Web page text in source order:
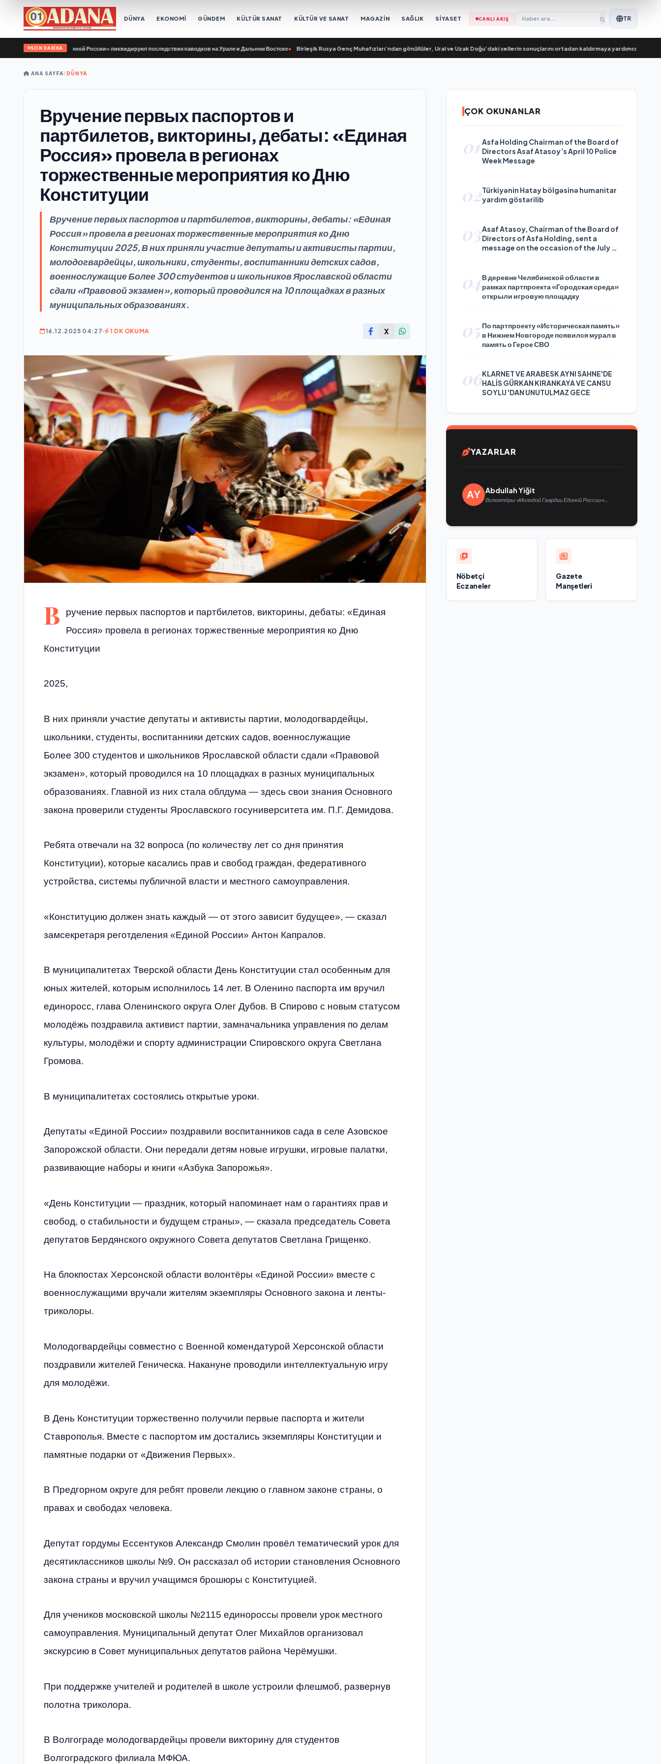
DÜNYA EKONOMİ GÜNDEM KÜLTÜR SANAT KÜLTÜR VE SANAT MAGAZİN SAĞLIK SİYASET CANLI AKIŞ TR
SON DAKİKA
Гвардии Единой России» ликвидируют последствия паводков на Урале и Дальнем Востоке• Birleşik Rusya Genç Muhafızları’ndan gönüllüler, Ural ve Uzak Doğu’daki sellerin sonuçlarını ortadan kaldırmaya yardımcı oluyor•
ANA SAYFA/DÜNYA
Вручение первых паспортов и
партбилетов, викторины, дебаты: «Единая
Россия» провела в регионах
торжественные мероприятия ко Дню
Конституции
Вручение первых паспортов и партбилетов, викторины, дебаты: «Единая
Россия» провела в регионах торжественные мероприятия ко Дню
Конституции 2025, В них приняли участие депутаты и активисты партии,
молодогвардейцы, школьники, студенты, воспитанники детских садов,
военнослужащие Более 300 студентов и школьников Ярославской области
сдали «Правовой экзамен», который проводился на 10 площадках в разных
муниципальных образованиях.
16.12.2025 04:27 1 DK OKUMA X
В
ручение первых паспортов и партбилетов, викторины, дебаты: «Единая
Россия» провела в регионах торжественные мероприятия ко Дню
Конституции
2025,
В них приняли участие депутаты и активисты партии, молодогвардейцы,
школьники, студенты, воспитанники детских садов, военнослужащие
Более 300 студентов и школьников Ярославской области сдали «Правовой
экзамен», который проводился на 10 площадках в разных муниципальных
образованиях. Главной из них стала облдума — здесь свои знания Основного
закона проверили студенты Ярославского госуниверситета им. П.Г. Демидова.
Ребята отвечали на 32 вопроса (по количеству лет со дня принятия
Конституции), которые касались прав и свобод граждан, федеративного
устройства, системы публичной власти и местного самоуправления.
«Конституцию должен знать каждый — от этого зависит будущее», — сказал
замсекретаря реготделения «Единой России» Антон Капралов.
В муниципалитетах Тверской области День Конституции стал особенным для
юных жителей, которым исполнилось 14 лет. В Оленино паспорта им вручил
единоросс, глава Оленинского округа Олег Дубов. В Спирово с новым статусом
молодёжь поздравила активист партии, замначальника управления по делам
культуры, молодёжи и спорту администрации Спировского округа Светлана
Громова.
В муниципалитетах состоялись открытые уроки.
Депутаты «Единой России» поздравили воспитанников сада в селе Азовское
Запорожской области. Они передали детям новые игрушки, игровые палатки,
развивающие наборы и книги «Азбука Запорожья».
«День Конституции — праздник, который напоминает нам о гарантиях прав и
свобод, о стабильности и будущем страны», — сказала председатель Совета
депутатов Бердянского окружного Совета депутатов Светлана Грищенко.
На блокпостах Херсонской области волонтёры «Единой России» вместе с
военнослужащими вручали жителям экземпляры Основного закона и ленты-
триколоры.
Молодогвардейцы совместно с Военной комендатурой Херсонской области
поздравили жителей Геническа. Накануне проводили интеллектуальную игру
для молодёжи.
В День Конституции торжественно получили первые паспорта и жители
Ставрополья. Вместе с паспортом им достались экземпляры Конституции и
памятные подарки от «Движения Первых».
В Предгорном округе для ребят провели лекцию о главном законе страны, о
правах и свободах человека.
Депутат гордумы Ессентуков Александр Смолин провёл тематический урок для
десятиклассников школы №9. Он рассказал об истории становления Основного
закона страны и вручил учащимся брошюры с Конституцией.
Для учеников московской школы №2115 единороссы провели урок местного
самоуправления. Муниципальный депутат Олег Михайлов организовал
экскурсию в Совет муниципальных депутатов района Черёмушки.
При поддержке учителей и родителей в школе устроили флешмоб, развернув
полотна триколора.
В Волгограде молодогвардейцы провели викторину для студентов
Волгоградского филиала МФЮА.
ÇOK OKUNANLAR
01 Asfa Holding Chairman of the Board of
Directors Asaf Atasoy’s April 10 Police
Week Message
02Türkiyənin Hatay bölgəsinə humanitar
yardım göstərilib
03Asaf Atasoy, Chairman of the Board of
Directors of Asfa Holding, sent a
message on the occasion of the July 24
04В деревне Челябинской области в
рамках партпроекта «Городская среда»
открыли игровую площадку
05 По партпроекту «Историческая память»
в Нижнем Новгороде появился мурал в
память о Герое СВО
06KLARNET VE ARABESK AYNI SAHNE'DE
HALİS GÜRKAN KIRANKAYA VE CANSU
SOYLU 'DAN UNUTULMAZ GECE
YAZARLAR
Abdullah Yiğit
Волонтёры «Молодой Гвардии Единой России»
Nöbetçi
Eczaneler
Gazete
Manşetleri